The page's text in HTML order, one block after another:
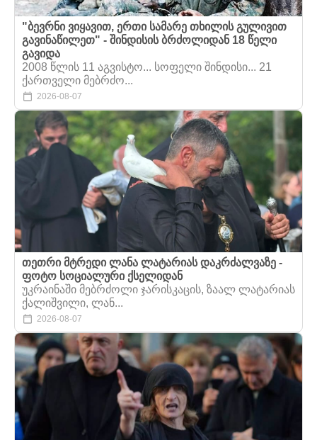
"ბევრნი ვიყავით, ერთი სამარე თხილის გულივით
გავინაწილეთ" - შინდისის ბრძოლიდან 18 წელი
გავიდა
2008 წლის 11 აგვისტო... სოფელი შინდისი... 21
ქართველი მებრძო...
2026-08-07
თეთრი მტრედი ლანა ლატარიას დაკრძალვაზე -
ფოტო სოციალური ქსელიდან
უკრაინაში მებრძოლი ჯარისკაცის, ზაალ ლატარიას
ქალიშვილი, ლან...
2026-08-07